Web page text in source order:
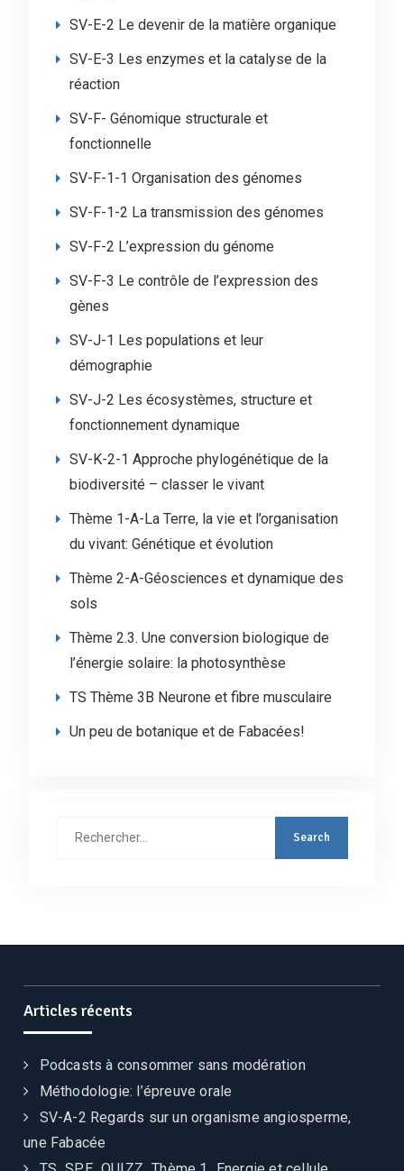
SV-E-2 Le devenir de la matière organique
SV-E-3 Les enzymes et la catalyse de la
réaction
SV-F- Génomique structurale et
fonctionnelle
SV-F-1-1 Organisation des génomes
SV-F-1-2 La transmission des génomes
SV-F-2 L’expression du génome
SV-F-3 Le contrôle de l’expression des
gènes
SV-J-1 Les populations et leur
démographie
SV-J-2 Les écosystèmes, structure et
fonctionnement dynamique
SV-K-2-1 Approche phylogénétique de la
biodiversité – classer le vivant
Thème 1-A-La Terre, la vie et l’organisation
du vivant: Génétique et évolution
Thème 2-A-Géosciences et dynamique des
sols
Thème 2.3. Une conversion biologique de
l’énergie solaire: la photosynthèse
TS Thème 3B Neurone et fibre musculaire
Un peu de botanique et de Fabacées!
Articles récents
Podcasts à consommer sans modération
Méthodologie: l’épreuve orale
SV-A-2 Regards sur un organisme angiosperme,
une Fabacée